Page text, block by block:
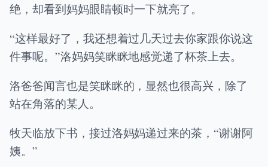
绝，却看到妈妈眼睛顿时一下就亮了。
“这样最好了，我还想着过几天过去你家跟你说这
件事呢。”洛妈妈笑眯眯地感觉递了杯茶上去。
洛爸爸闻言也是笑眯眯的，显然也很高兴，除了
站在角落的某人。
牧天临放下书，接过洛妈妈递过来的茶，“谢谢阿
姨。”